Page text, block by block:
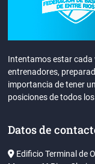
Intentamos estar cada
entrenadores,
importancia de tener
posiciones de todos
Datos de
Edificio Terminal de